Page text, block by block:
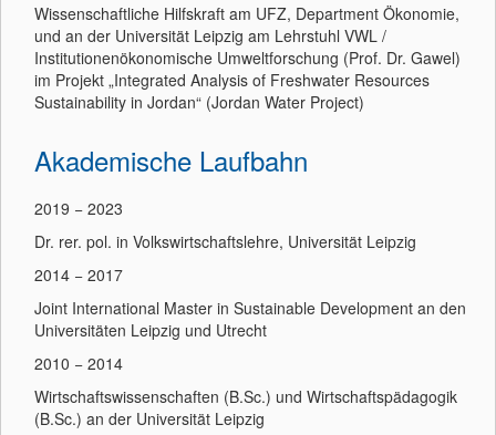
Wissenschaftliche Hilfskraft am UFZ, Department Ökonomie,
und an der Universität Leipzig am Lehrstuhl VWL /
Institutionenökonomische Umweltforschung (Prof. Dr. Gawel)
im Projekt „Integrated Analysis of Freshwater Resources
Sustainability in Jordan“ (Jordan Water Project)
Akademische Laufbahn
2019 − 2023
Dr. rer. pol. in Volkswirtschaftslehre, Universität Leipzig
2014 − 2017
Joint International Master in Sustainable Development an den
Universitäten Leipzig und Utrecht
2010 − 2014
Wirtschaftswissenschaften (B.Sc.) und Wirtschaftspädagogik
(B.Sc.) an der Universität Leipzig